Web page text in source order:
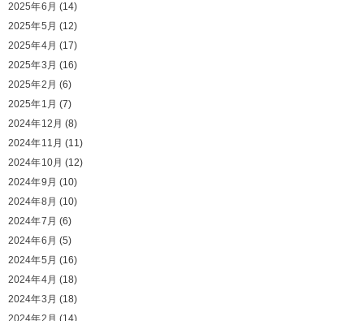
2025年6月 (14)
2025年5月 (12)
2025年4月 (17)
2025年3月 (16)
2025年2月 (6)
2025年1月 (7)
2024年12月 (8)
2024年11月 (11)
2024年10月 (12)
2024年9月 (10)
2024年8月 (10)
2024年7月 (6)
2024年6月 (5)
2024年5月 (16)
2024年4月 (18)
2024年3月 (18)
2024年2月 (14)